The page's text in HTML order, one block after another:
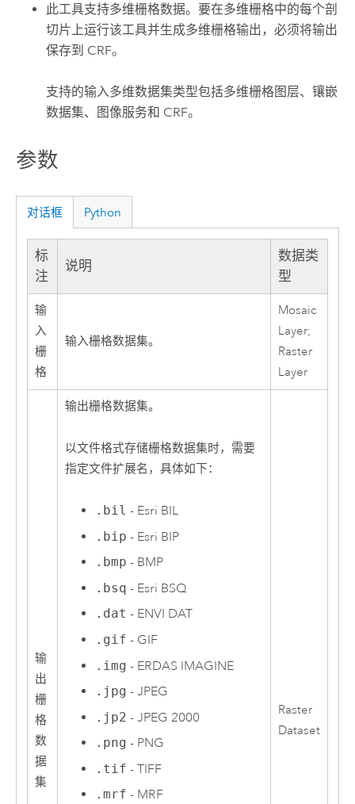
此工具支持多维栅格数据。要在多维栅格中的每个剖
切片上运行该工具并生成多维栅格输出，必须将输出
保存到 CRF。
支持的输入多维数据集类型包括多维栅格图层、镶嵌
数据集、图像服务和 CRF。
参数
对话框 Python
标
注
说明
数据类
型
输
入
栅
格
输入栅格数据集。
Mosaic
Layer;
Raster
Layer
输
出
栅
格
数
据
集
输出栅格数据集。
以文件格式存储栅格数据集时，需要
指定文件扩展名，具体如下：
.bil - Esri BIL
.bip - Esri BIP
.bmp - BMP
.bsq - Esri BSQ
.dat - ENVI DAT
.gif - GIF
.img - ERDAS IMAGINE
.jpg - JPEG
.jp2 - JPEG 2000
.png - PNG
.tif - TIFF
.mrf - MRF
Raster
Dataset